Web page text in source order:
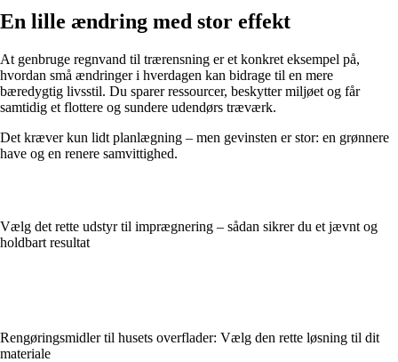
En lille ændring med stor effekt
At genbruge regnvand til trærensning er et konkret eksempel på,
hvordan små ændringer i hverdagen kan bidrage til en mere
bæredygtig livsstil. Du sparer ressourcer, beskytter miljøet og får
samtidig et flottere og sundere udendørs træværk.
Det kræver kun lidt planlægning – men gevinsten er stor: en grønnere
have og en renere samvittighed.
Vælg det rette udstyr til imprægnering – sådan sikrer du et jævnt og
holdbart resultat
Rengøringsmidler til husets overflader: Vælg den rette løsning til dit
materiale